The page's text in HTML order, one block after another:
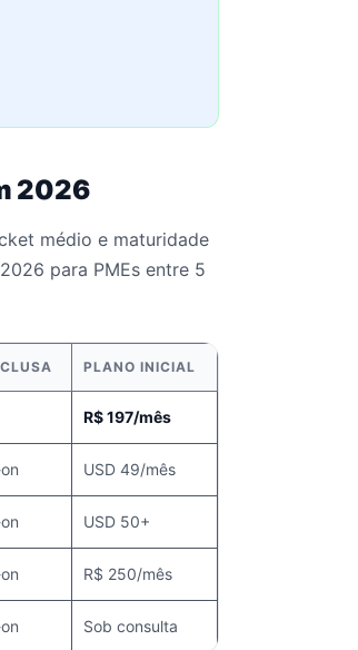
2026
médio e maturidade
para PMEs entre 5
PLANO INICIAL
R$ 197/mês
USD 49/mês
USD 50+
R$ 250/mês
Sob consulta